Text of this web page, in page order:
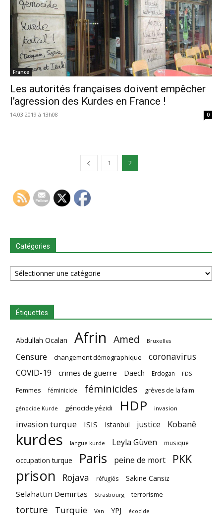
France
Les autorités françaises doivent empêcher
l’agression des Kurdes en France !
14.03.2019 à 13h08 0
1 2
Catégories
Catégories
Étiquettes
Abdullah Ocalan Afrin Amed Bruxelles
Censure changement démographique coronavirus
COVID-19 crimes de guerre Daech Erdogan FDS
Femmes féminicide féminicides grèves de la faim
génocide Kurde génocide yézidi HDP invasion
invasion turque ISIS Istanbul justice Kobanê
kurdes langue kurde Leyla Güven musique
occupation turque Paris peine de mort PKK
prison Rojava réfugiés Sakine Cansiz
Selahattin Demirtas Strasbourg terrorisme
torture Turquie Van YPJ écocide